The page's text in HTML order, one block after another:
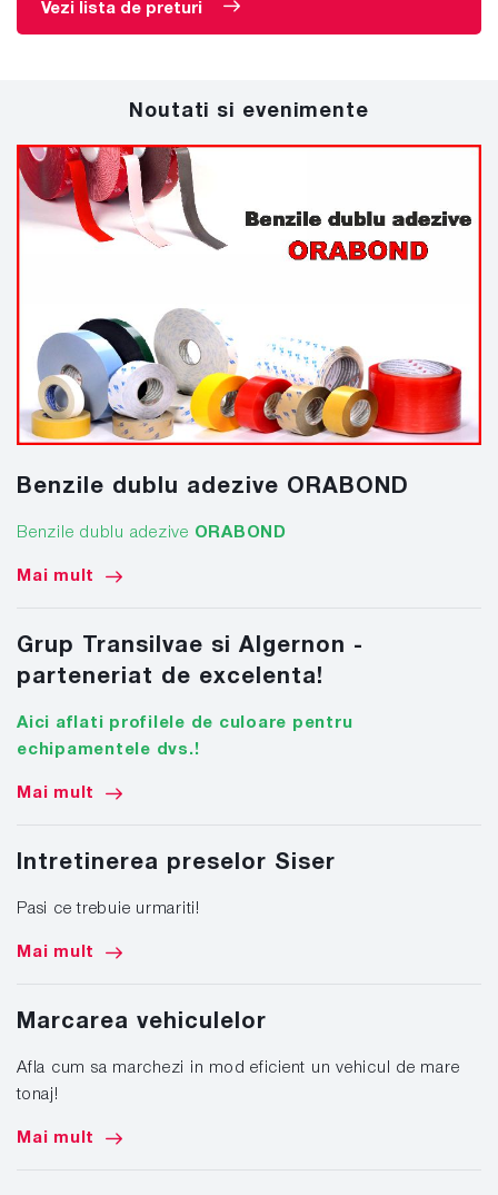
Vezi lista de preturi
Noutati si evenimente
Benzile dublu adezive ORABOND
Benzile dublu adezive ORABOND
Mai mult
Grup Transilvae si Algernon -
parteneriat de excelenta!
Aici aflati profilele de culoare pentru
echipamentele dvs.!
Mai mult
Intretinerea preselor Siser
Pasi ce trebuie urmariti!
Mai mult
Marcarea vehiculelor
Afla cum sa marchezi in mod eficient un vehicul de mare
tonaj!
Mai mult